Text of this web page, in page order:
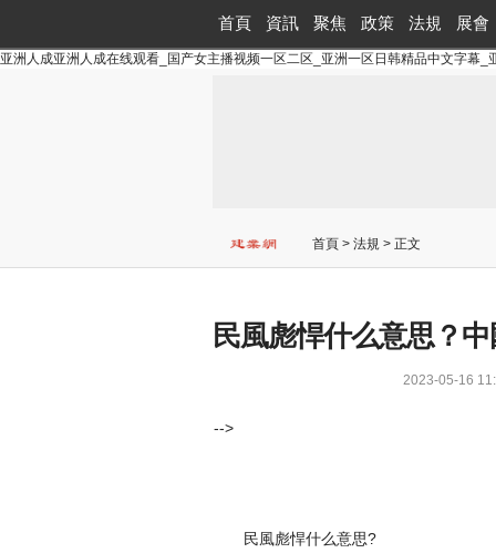
亚洲人成亚洲人成在线观看_国产女主播视频一区二区_亚洲一区日韩精品中文字幕_
首頁 資訊 聚焦 政策 法規 展會
首頁> 法規> 正文
民風彪悍什么意思？
2023-05-16
-->
民風彪悍什么意思?